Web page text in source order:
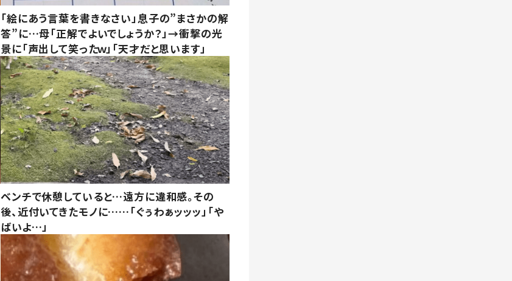
「絵にあう言葉を書きなさい」息子の”まさかの解
答”に…母「正解でよいでしょうか？」→衝撃の光
景に「声出して笑ったｗ」「天才だと思います」
ベンチで休憩していると…遠方に違和感。その
後、近付いてきたモノに……「ぐぅわぁッッッ」「や
ばいよ…」